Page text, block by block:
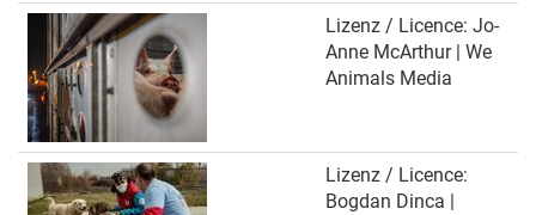
Lizenz / Licence: Jo-
Anne McArthur | We
Animals Media
Lizenz / Licence:
Bogdan Dinca |